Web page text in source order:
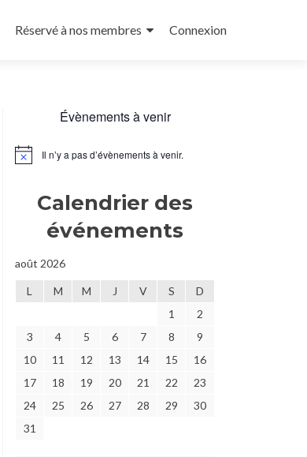
Réservé à nos membres Connexion
Évènements à venir
Notice Il n’y a pas d’évènements à venir.
Calendrier des
événements
août 2026
L M M J V S
D
1
2
3
4 5 6 7 8
9
10
11 12 13 14 15
16
17
18 19 20 21 22
23
24
25 26 27 28 29
30
31